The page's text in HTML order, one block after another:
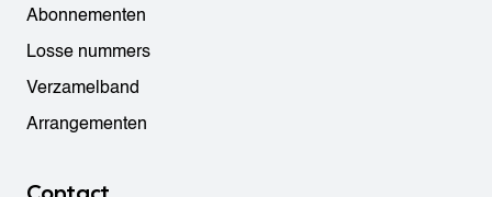
Abonnementen
Losse nummers
Verzamelband
Arrangementen